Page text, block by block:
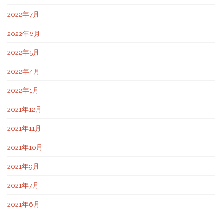
2022年7月
2022年6月
2022年5月
2022年4月
2022年1月
2021年12月
2021年11月
2021年10月
2021年9月
2021年7月
2021年6月